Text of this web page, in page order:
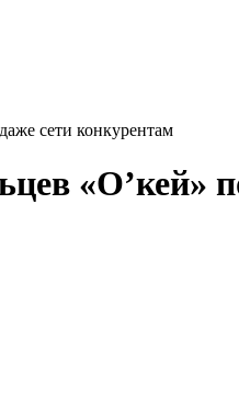
сети конкурентам
«О’кей»